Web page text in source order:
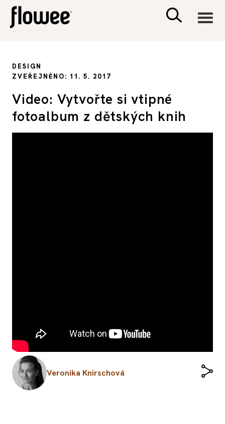
PSYCHOLOGIE
DESIGN
ZVEŘEJNĚNO: 11. 5. 2017
Video: Vytvořte si vtipné
fotoalbum z dětských knih
Veronika Knirschová